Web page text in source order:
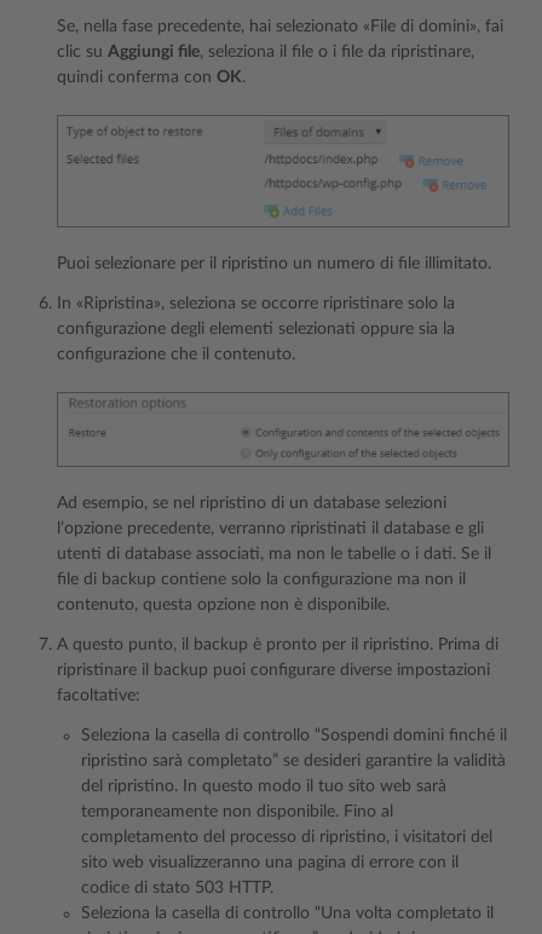
Se, nella fase precedente, hai selezionato «File di domini», fai
clic su Aggiungi file, seleziona il file o i file da ripristinare,
quindi conferma con OK.
Puoi selezionare per il ripristino un numero di file illimitato.
In «Ripristina», seleziona se occorre ripristinare solo la
configurazione degli elementi selezionati oppure sia la
configurazione che il contenuto.
Ad esempio, se nel ripristino di un database selezioni
l’opzione precedente, verranno ripristinati il database e gli
utenti di database associati, ma non le tabelle o i dati. Se il
file di backup contiene solo la configurazione ma non il
contenuto, questa opzione non è disponibile.
A questo punto, il backup è pronto per il ripristino. Prima di
ripristinare il backup puoi configurare diverse impostazioni
facoltative:
Seleziona la casella di controllo “Sospendi domini finché il
ripristino sarà completato” se desideri garantire la validità
del ripristino. In questo modo il tuo sito web sarà
temporaneamente non disponibile. Fino al
completamento del processo di ripristino, i visitatori del
sito web visualizzeranno una pagina di errore con il
codice di stato 503 HTTP.
Seleziona la casella di controllo “Una volta completato il